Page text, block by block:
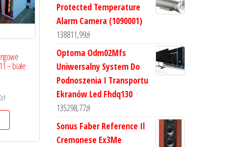
– białe
zł
Protected Temperature
Alarm Camera (1090001)
138811,99zł
Optoma Odm02Mfs
Uniwersalny System Do
Podnoszenia I Transportu
Ekranów Led Fhdq130
135298,77zł
Sonus Faber Reference Il
Cremonese Ex3Me